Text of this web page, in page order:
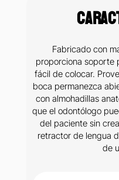
Fabricado con
proporciona soporte
fácil de colocar.
boca permanezca
con almohadillas
que el odontólogo
del paciente sin
retractor de lengua
de